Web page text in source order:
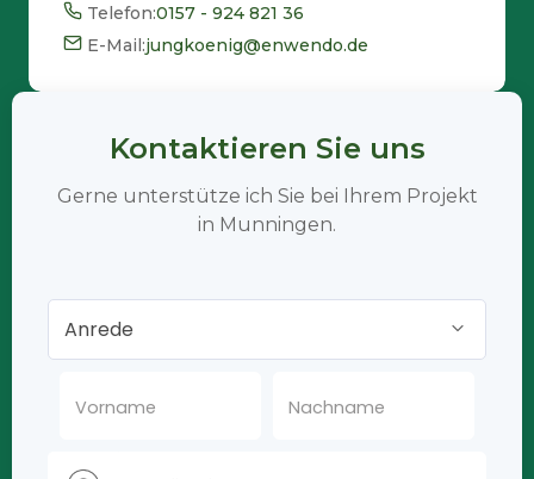
Telefon:0157 - 924 821 36
E-Mail:jungkoenig@enwendo.de
Kontaktieren Sie uns
Gerne unterstütze ich Sie bei Ihrem Projekt
in Munningen.